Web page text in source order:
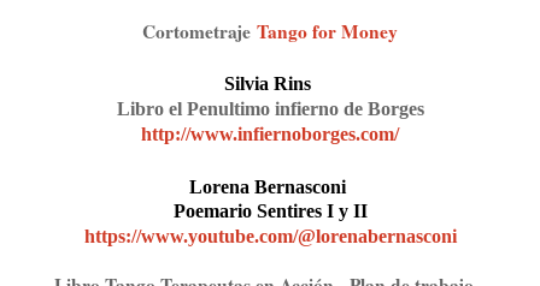
Cortometraje Tango for Money
Silvia Rins
Libro el Penultimo infierno de Borges
http://www.infiernoborges.com/
Lorena Bernasconi
Poemario Sentires I y II
https://www.youtube.com/@lorenabernasconi